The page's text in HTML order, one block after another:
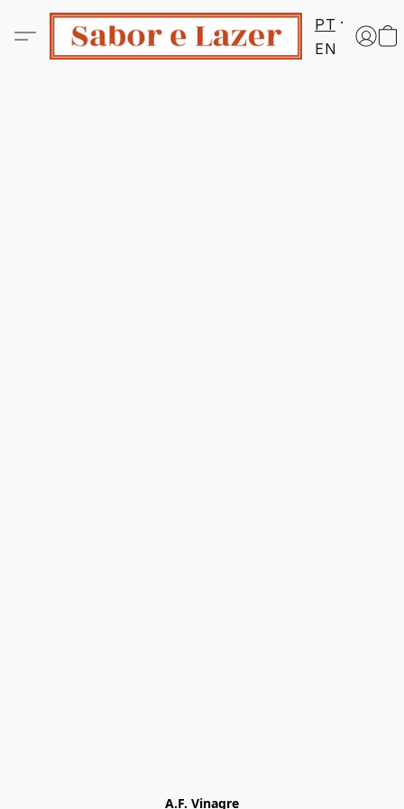
PT
EN
A.F. Vinagre